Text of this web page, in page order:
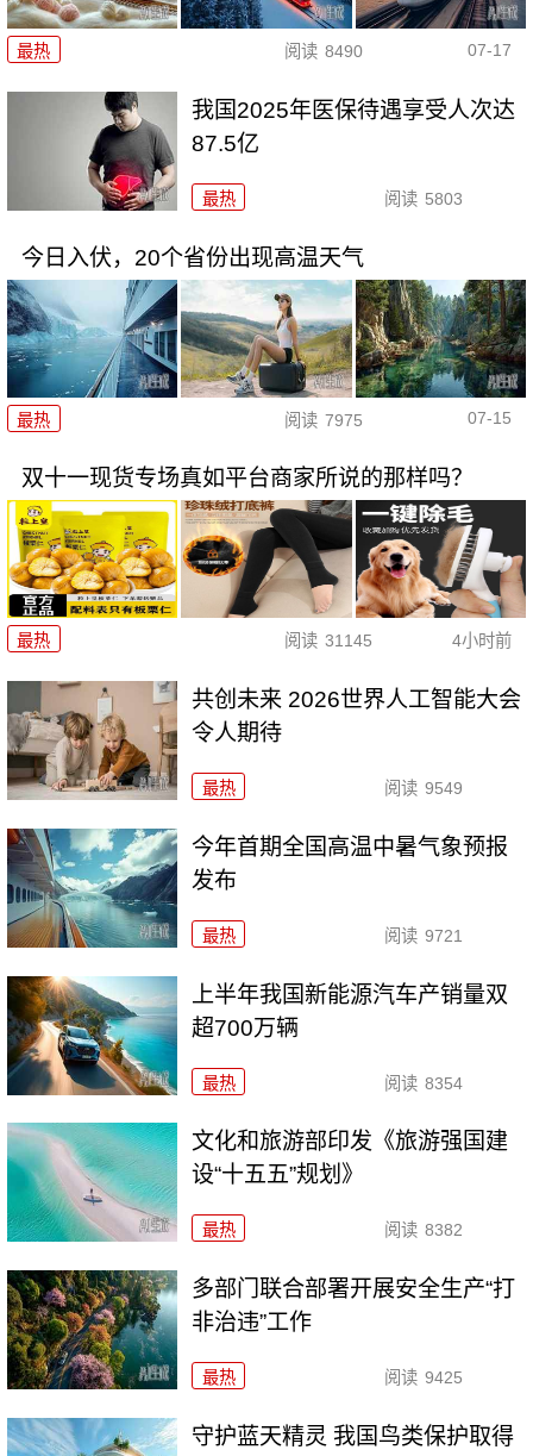
最热 阅读 8490 07-17
我国2025年医保待遇享受人次达
87.5亿
最热 阅读 5803
今日入伏，20个省份出现高温天气
最热 阅读 7975 07-15
双十一现货专场真如平台商家所说的那样吗？
最热 阅读 31145 4小时前
共创未来 2026世界人工智能大会
令人期待
最热 阅读 9549
今年首期全国高温中暑气象预报
发布
最热 阅读 9721
上半年我国新能源汽车产销量双
超700万辆
最热 阅读 8354
文化和旅游部印发《旅游强国建
设“十五五”规划》
最热 阅读 8382
多部门联合部署开展安全生产“打
非治违”工作
最热 阅读 9425
守护蓝天精灵 我国鸟类保护取得